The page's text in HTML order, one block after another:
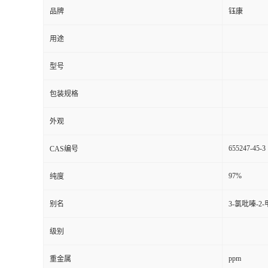
品牌 钰康
用途
型号
包装规格
外观
CAS编号 655247-45-3
纯度 97%
别名 3-氯吡嗪-2-
级别
重金属 ppm